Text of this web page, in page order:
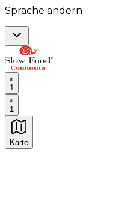
Sprache ändern
1
1
Karte
Unvergessliche